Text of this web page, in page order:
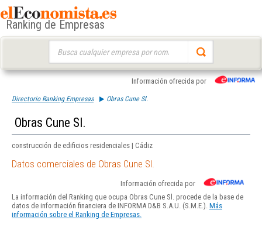
Ranking de Empresas
Información ofrecida por
Directorio Ranking Empresas Obras Cune Sl.
Obras Cune Sl.
construcción de edificios residenciales | Cádiz
Datos comerciales de Obras Cune Sl.
Información ofrecida por
La información del Ranking que ocupa Obras Cune Sl. procede de la base de
datos de información financiera de INFORMA D&B S.A.U. (S.M.E.). Más
información sobre el Ranking de Empresas.